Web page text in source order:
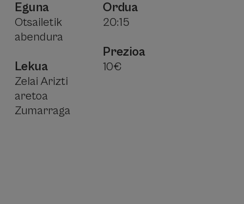
Eguna
Otsailetik
abendura
Lekua
Zelai Arizti
aretoa
Zumarraga
Ordua
20:15
Prezioa
10€